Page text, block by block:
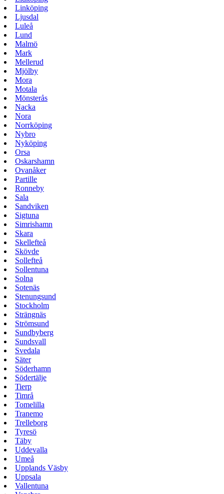
Linköping
Ljusdal
Luleå
Lund
Malmö
Mark
Mellerud
Mjölby
Mora
Motala
Mönsterås
Nacka
Nora
Norrköping
Nybro
Nyköping
Orsa
Oskarshamn
Ovanåker
Partille
Ronneby
Sala
Sandviken
Sigtuna
Simrishamn
Skara
Skellefteå
Skövde
Sollefteå
Sollentuna
Solna
Sotenäs
Stenungsund
Stockholm
Strängnäs
Strömsund
Sundbyberg
Sundsvall
Svedala
Säter
Söderhamn
Södertälje
Tierp
Timrå
Tomelilla
Tranemo
Trelleborg
Tyresö
Täby
Uddevalla
Umeå
Upplands Väsby
Uppsala
Vallentuna